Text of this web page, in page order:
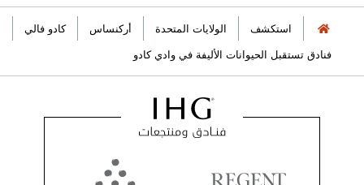
استكشف الولايات المتحدة أركنساس
كادو فالي
فنادق تستقبل الحيوانات الأليفة في وادي كادو